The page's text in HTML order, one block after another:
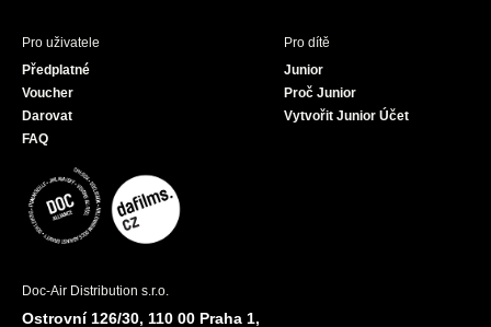
Pro uživatele
Předplatné
Voucher
Darovat
FAQ
Pro dítě
Junior
Proč Junior
Vytvořit Junior Účet
Doc-Air Distribution s.r.o.
Ostrovní 126/30, 110 00 Praha 1,